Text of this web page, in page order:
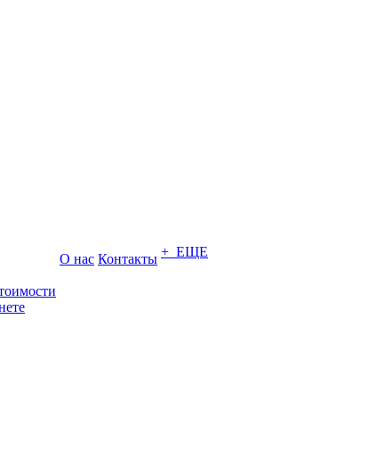
О нас Контакты + ЕЩЕ